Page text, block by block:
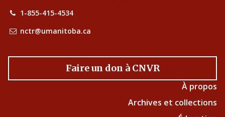
1-855-415-4534
nctr@umanitoba.ca
Faire un don à CNVR
À propos
Archives et collections